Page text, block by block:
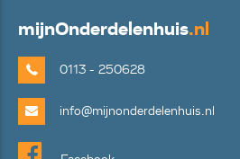
mijnOnderdelenhuis.nl
0113 - 250628
info@mijnonderdelenhuis.nl